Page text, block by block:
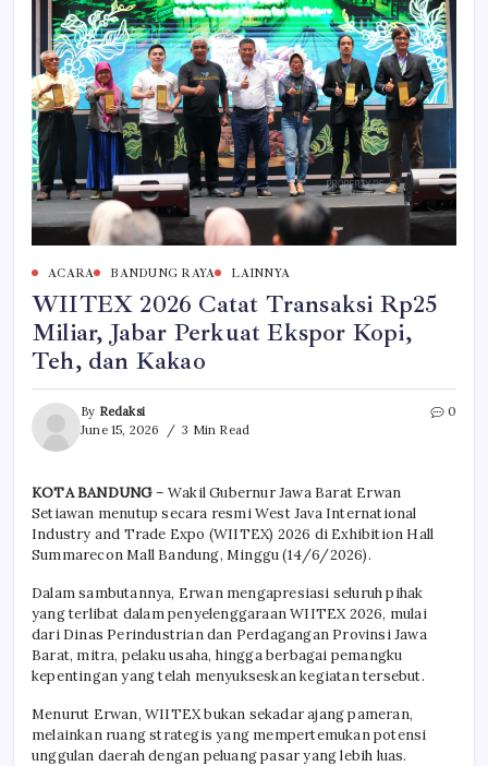
ACARA BANDUNG RAYA LAINNYA
WIITEX 2026 Catat Transaksi Rp25
Miliar, Jabar Perkuat Ekspor Kopi,
Teh, dan Kakao
By Redaksi
June 15, 2026
3 Min Read
0
KOTA BANDUNG– Wakil Gubernur Jawa Barat Erwan
Setiawan menutup secara resmi West Java International
Industry and Trade Expo (WIITEX) 2026 di Exhibition Hall
Summarecon Mall Bandung, Minggu (14/6/2026).
Dalam sambutannya, Erwan mengapresiasi seluruh pihak
yang terlibat dalam penyelenggaraan WIITEX 2026, mulai
dari Dinas Perindustrian dan Perdagangan Provinsi Jawa
Barat, mitra, pelaku usaha, hingga berbagai pemangku
kepentingan yang telah menyukseskan kegiatan tersebut.
Menurut Erwan, WIITEX bukan sekadar ajang pameran,
melainkan ruang strategis yang mempertemukan potensi
unggulan daerah dengan peluang pasar yang lebih luas.